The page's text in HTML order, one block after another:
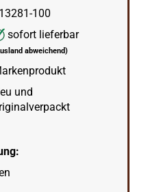
100
sofort lieferbar
abweichend)
und